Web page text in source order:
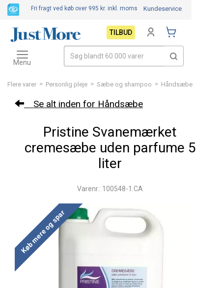
Flere varer > Personlig pleje > Sæbe og shampoo > Håndsæbe
Se alt inden for Håndsæbe
Pristine Svanemærket
cremesæbe uden parfume 5
liter
Varenr.: 100548-1.CA
Køb mere og spar
Fri fragt ved køb over 995 kr. inkl. moms Kundeservice
TILBUD
Toggle
navigation
Menu